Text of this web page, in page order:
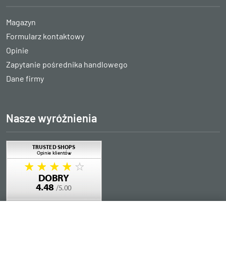
Magazyn
Formularz kontaktowy
Opinie
Zapytanie pośrednika handlowego
Dane firmy
Nasze wyróżnienia